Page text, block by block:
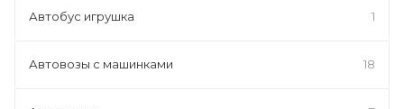
Автобус игрушка 1
Автовозы с машинками 18